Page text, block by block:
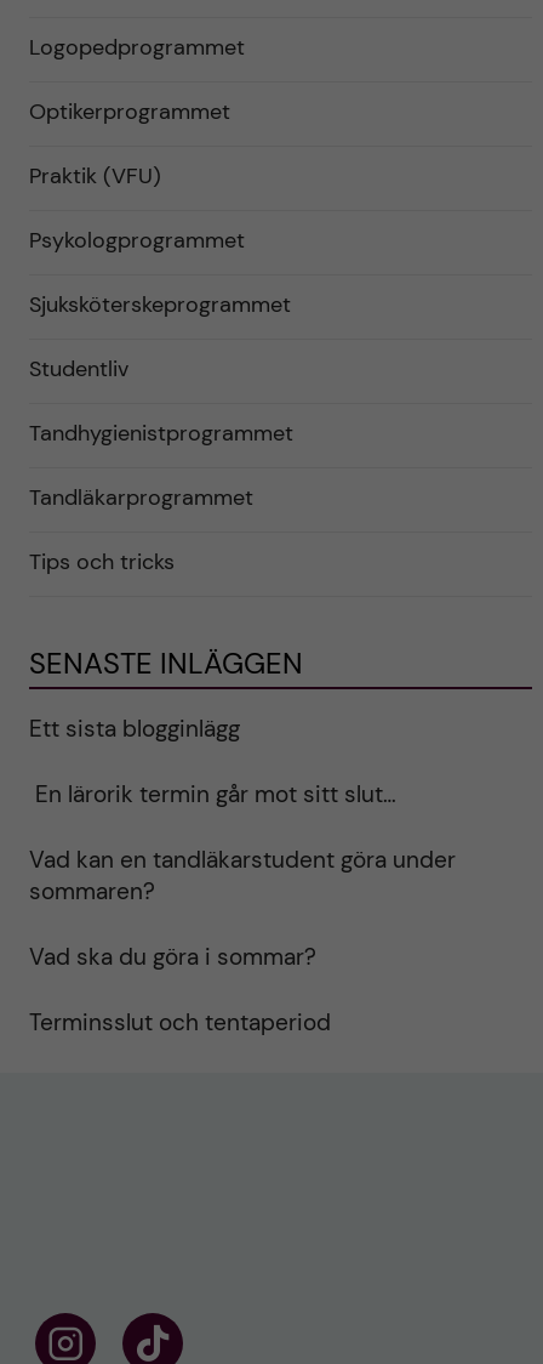
Logopedprogrammet
Optikerprogrammet
Praktik (VFU)
Psykologprogrammet
Sjuksköterskeprogrammet
Studentliv
Tandhygienistprogrammet
Tandläkarprogrammet
Tips och tricks
SENASTE INLÄGGEN
Ett sista blogginlägg
En lärorik termin går mot sitt slut…
Vad kan en tandläkarstudent göra under
sommaren?
Vad ska du göra i sommar?
Terminsslut och tentaperiod